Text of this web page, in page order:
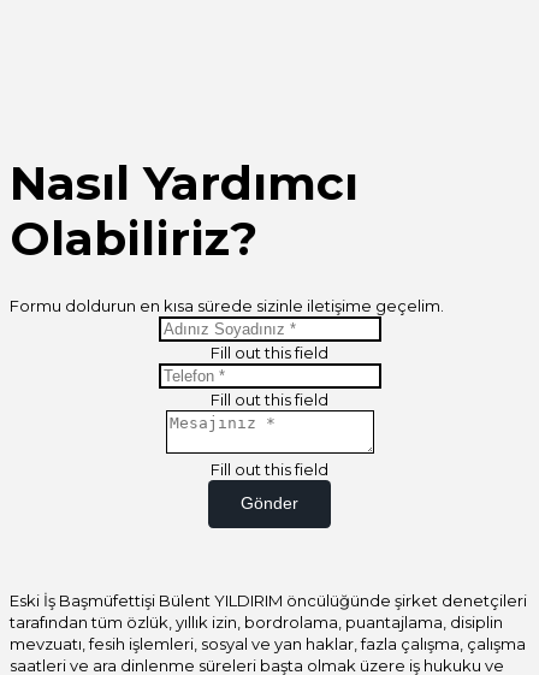
Nasıl Yardımcı
Olabiliriz?
Formu doldurun en kısa sürede sizinle iletişime geçelim.
Fill out this field
Fill out this field
Fill out this field
Gönder
Eski İş Başmüfettişi Bülent YILDIRIM öncülüğünde şirket denetçileri
tarafından tüm özlük, yıllık izin, bordrolama, puantajlama, disiplin
mevzuatı, fesih işlemleri, sosyal ve yan haklar, fazla çalışma, çalışma
saatleri ve ara dinlenme süreleri başta olmak üzere iş hukuku ve